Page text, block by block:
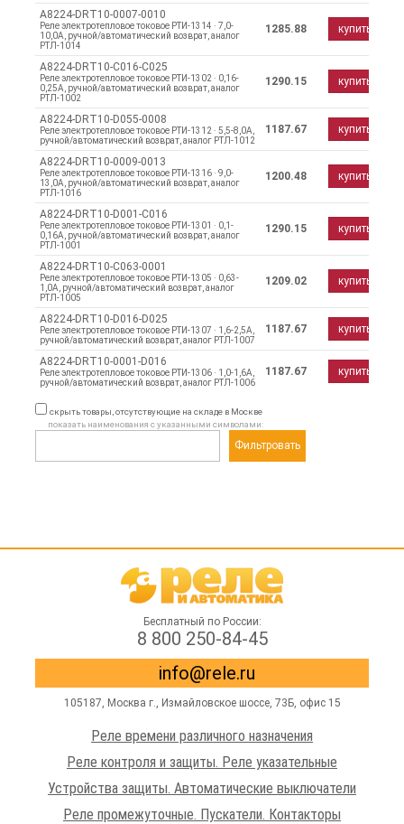
A8224-DRT10-0007-0010
Реле электротепловое токовое РТИ-1314 · 7,0-
10,0А, ручной/автоматический возврат, аналог
РТЛ-1014
1285.88 купить
A8224-DRT10-C016-C025
Реле электротепловое токовое РТИ-1302 · 0,16-
0,25А, ручной/автоматический возврат, аналог
РТЛ-1002
1290.15 купить
A8224-DRT10-D055-0008
Реле электротепловое токовое РТИ-1312 · 5,5-8,0А,
ручной/автоматический возврат, аналог РТЛ-1012
1187.67 купить
A8224-DRT10-0009-0013
Реле электротепловое токовое РТИ-1316 · 9,0-
13,0А, ручной/автоматический возврат, аналог
РТЛ-1016
1200.48 купить
A8224-DRT10-D001-C016
Реле электротепловое токовое РТИ-1301 · 0,1-
0,16А, ручной/автоматический возврат, аналог
РТЛ-1001
1290.15 купить
A8224-DRT10-C063-0001
Реле электротепловое токовое РТИ-1305 · 0,63-
1,0А, ручной/автоматический возврат, аналог
РТЛ-1005
1209.02 купить
A8224-DRT10-D016-D025
Реле электротепловое токовое РТИ-1307 · 1,6-2,5А,
ручной/автоматический возврат, аналог РТЛ-1007
1187.67 купить
A8224-DRT10-0001-D016
Реле электротепловое токовое РТИ-1306 · 1,0-1,6А,
ручной/автоматический возврат, аналог РТЛ-1006
1187.67 купить
скрыть товары, отсутствующие на складе в Москве
показать наименования с указанными символами:
Фильтровать
Бесплатный по России:
8 800 250-84-45
info@rele.ru
105187, Москва г., Измайловское шоссе, 73Б, офис 15
Реле времени различного назначения
Реле контроля и защиты. Реле указательные
Устройства защиты. Автоматические выключатели
Реле промежуточные. Пускатели. Контакторы